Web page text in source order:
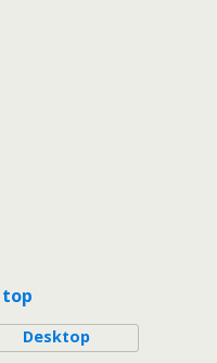
Desktop